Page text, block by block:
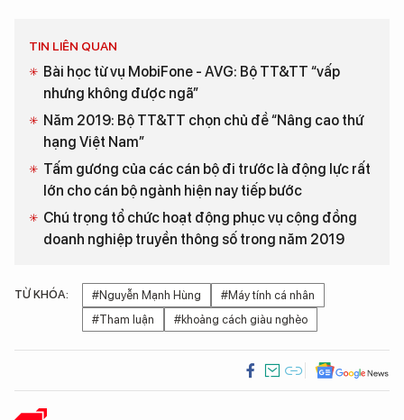
TIN LIÊN QUAN
Bài học từ vụ MobiFone - AVG: Bộ TT&TT “vấp
nhưng không được ngã”
Năm 2019: Bộ TT&TT chọn chủ đề “Nâng cao thứ
hạng Việt Nam”
Tấm gương của các cán bộ đi trước là động lực rất
lớn cho cán bộ ngành hiện nay tiếp bước
Chú trọng tổ chức hoạt động phục vụ cộng đồng
doanh nghiệp truyền thông số trong năm 2019
TỪ KHÓA: #Nguyễn Mạnh Hùng
#Máy tính cá nhân
#Tham luận
#khoảng cách giàu nghèo